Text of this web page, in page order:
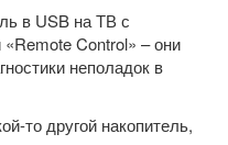
в USB на ТВ с
Control» – они
неполадок в
то другой накопитель,